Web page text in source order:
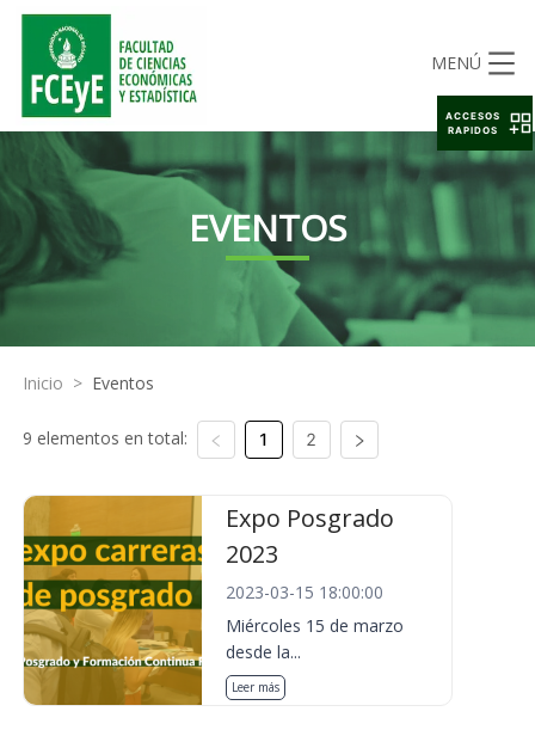
MENÚ
EVENTOS
Inicio > Eventos
9 elementos en total: 1 2
Expo Posgrado
2023
2023-03-15 18:00:00
Miércoles 15 de marzo
desde la...
Leer más
ACCESOS
RAPIDOS